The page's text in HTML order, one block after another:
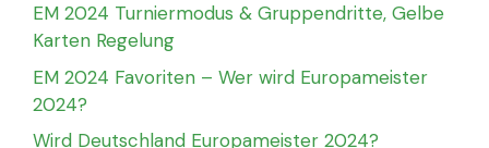
EM 2024 Turniermodus & Gruppendritte, Gelbe
Karten Regelung
EM 2024 Favoriten – Wer wird Europameister
2024?
Wird Deutschland Europameister 2024?